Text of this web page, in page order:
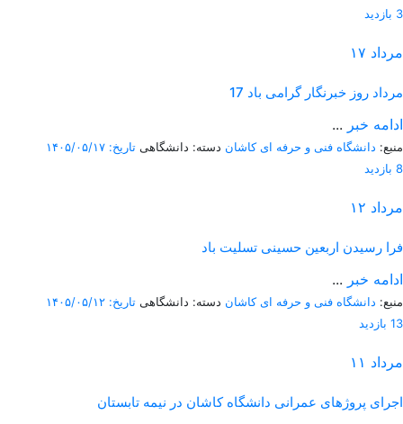
3 بازدید
۱۷ مرداد
17 مرداد روز خبرنگار گرامی باد
... ادامه خبر
منبع: دانشگاه فنی و حرفه ای کاشان دسته: دانشگاهی تاریخ: ۱۴۰۵/۰۵/۱۷
8 بازدید
۱۲ مرداد
فرا رسیدن اربعین حسینی تسلیت باد
... ادامه خبر
منبع: دانشگاه فنی و حرفه ای کاشان دسته: دانشگاهی تاریخ: ۱۴۰۵/۰۵/۱۲
13 بازدید
۱۱ مرداد
اجرای پروژهای عمرانی دانشگاه کاشان در نیمه تابستان